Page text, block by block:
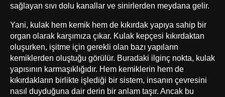
sağlayan sıvı dolu kanallar ve sinirlerden meydana gelir.
Yani, kulak hem kemik hem de kıkırdak yapıya sahip bir
organ olarak karşımıza çıkar. Kulak kepçesi kıkırdaktan
oluşurken, işitme için gerekli olan bazı yapıların
kemiklerden oluştuğu görülür. Buradaki ilginç nokta, kulak
yapısının karmaşıklığıdır. Hem kemiklerin hem de
kıkırdakların birlikte işlediği bir sistem, insanın çevresini
nasıl duyduğuna dair derin bir anlam taşır. Ancak bu